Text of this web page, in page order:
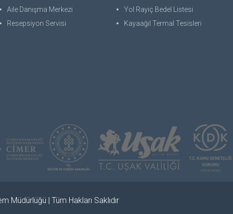
Aile Danışma Merkezi
Resepsiyon Servisi
Yol Rayiç Bedel Listesi
Kayaağıl Termal Tesisleri
Müdürlüğü | Tüm Hakları Saklıdır